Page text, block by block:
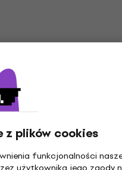
z plików cookies
funkcjonalności